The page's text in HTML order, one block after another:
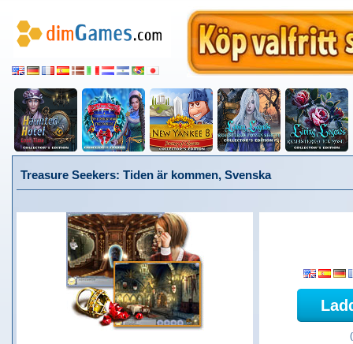
Treasure Seekers: Tiden är kommen, Svenska